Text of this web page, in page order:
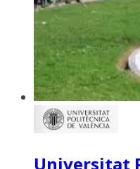
Universitat